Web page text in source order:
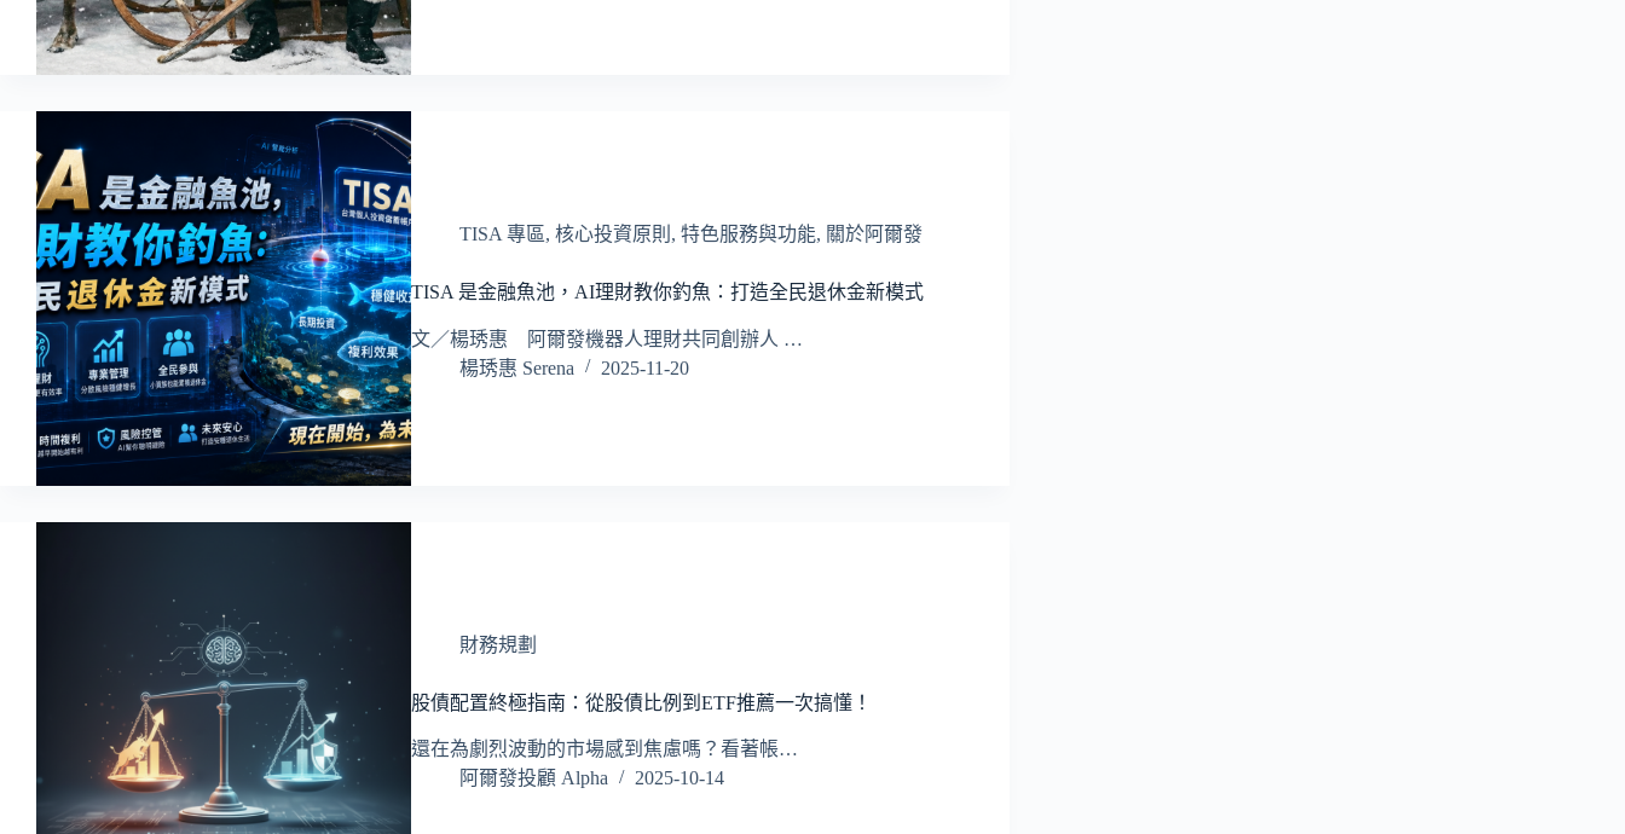
TISA 專區, 核心投資原則 , 特色服務與功能, 關於阿爾發
TISA 是金融魚池，AI理財教你釣魚：打造全民退休金新模式
文／楊琇惠 阿爾發機器人理財共同創辦人 …
楊琇惠 Serena
2025-11-20
財務規劃
股債配置終極指南：從股債比例到ETF推薦一次搞懂！
還在為劇烈波動的市場感到焦慮嗎？看著帳…
阿爾發投顧 Alpha
2025-10-14